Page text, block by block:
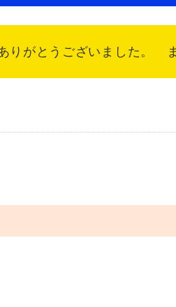
りがとうございました。